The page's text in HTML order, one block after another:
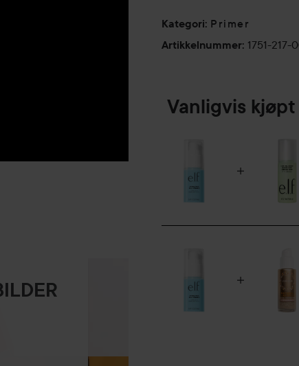
Kategori: Primer
Artikkelnummer: 1751-217-
Vanligvis kjøpt